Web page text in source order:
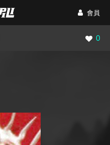
會員
瀏覽
0